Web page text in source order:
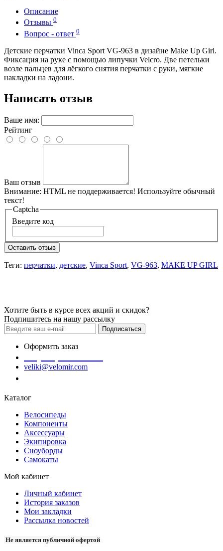
Описание
Отзывы 0
Вопрос - ответ 0
Детские перчатки Vinca Sport VG-963 в дизайне Make Up Girl.
Фиксация на руке с помощью липучки Velcro. Две петельки
возле пальцев для лёгкого снятия перчатки с руки, мягкие
накладки на ладони.
Написать отзыв
Ваше имя:
Рейтинг
Ваш отзыв
Внимание: HTML не поддерживается! Используйте обычный
текст!
Captcha
Введите код
Оставить отзыв
Теги: перчатки, детские, Vinca Sport, VG-963, MAKE UP GIRL
Хотите быть в курсе всех акций и скидок?
Подпишитесь на нашу рассылку
Подписаться
Оформить заказ
veliki@velomir.com
Каталог
Велосипеды
Компоненты
Аксессуары
Экипировка
Сноуборды
Самокаты
Мой кабинет
Личный кабинет
История заказов
Мои закладки
Рассылка новостей
Не является публичной офертой